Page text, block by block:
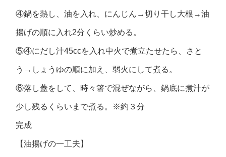
④鍋を熱し、油を入れ、にんじん→切り干し大根→油
揚げの順に入れ2分くらい炒める。
⑤④にだし汁45ccを入れ中火で煮立たせたら、さと
う→しょうゆの順に加え、弱火にして煮る。
⑥落し蓋をして、時々箸で混ぜながら、鍋底に煮汁が
少し残るくらいまで煮る。※約３分
完成
【油揚げの一工夫】